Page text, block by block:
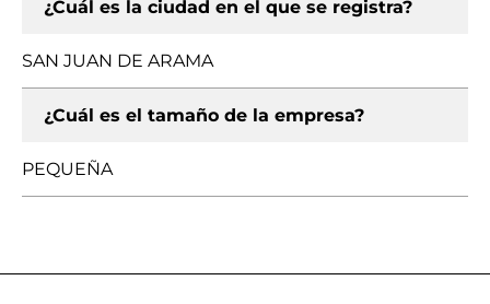
¿Cuál es la ciudad en el que se registra?
SAN JUAN DE ARAMA
¿Cuál es el tamaño de la empresa?
PEQUEÑA